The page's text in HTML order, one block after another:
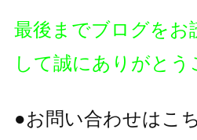
最後までブログをお
して誠にありがとう
●お問い合わせはこ